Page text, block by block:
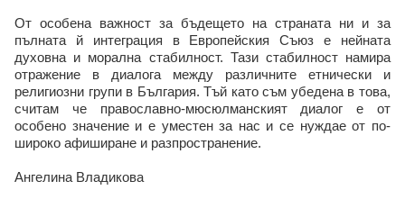
От особена важност за бъдещето на страната ни и за
пълната й интеграция в Европейския Съюз е нейната
духовна и морална стабилност. Тази стабилност намира
отражение в диалога между различните етнически и
религиозни групи в България. Тъй като съм убедена в това,
считам че православно-мюсюлманският диалог е от
особено значение и е уместен за нас и се нуждае от по-
широко афиширане и разпространение.
Ангелина Владикова